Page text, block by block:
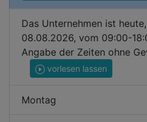
Das Unternehmen ist
08.08.2026, vom 09:00-
Angabe der Zeiten ohne
vorlesen lassen
Montag